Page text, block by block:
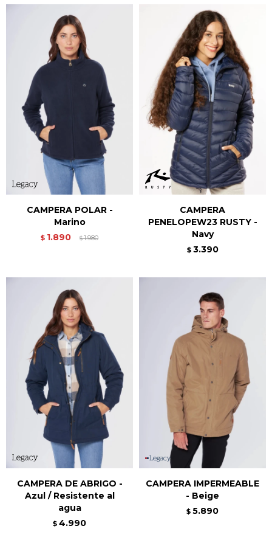
CAMPERA POLAR -
Marino
$ 1.890 $1.980
CAMPERA
PENELOPEW23 RUSTY -
Navy
$ 3.390
CAMPERA DE ABRIGO -
Azul / Resistente al
agua
$ 4.990
CAMPERA IMPERMEABLE
- Beige
$ 5.890